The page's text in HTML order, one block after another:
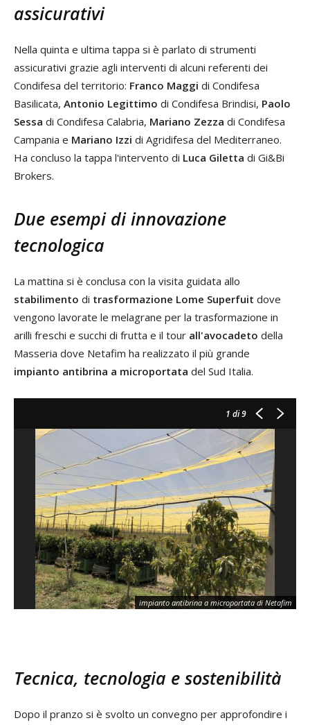
assicurativi
Nella quinta e ultima tappa si è parlato di strumenti
assicurativi grazie agli interventi di alcuni referenti dei
Condifesa del territorio: Franco Maggi di Condifesa
Basilicata, Antonio Legittimo di Condifesa Brindisi, Paolo
Sessa di Condifesa Calabria, Mariano Zezza di Condifesa
Campania e Mariano Izzi di Agridifesa del Mediterraneo.
Ha concluso la tappa l'intervento di Luca Giletta di Gi&Bi
Brokers.
Due esempi di innovazione
tecnologica
La mattina si è conclusa con la visita guidata allo
stabilimento di trasformazione Lome Superfuit dove
vengono lavorate le melagrane per la trasformazione in
arilli freschi e succhi di frutta e il tour all'avocadeto della
Masseria dove Netafim ha realizzato il più grande
impianto antibrina a microportata del Sud Italia.
1 di 9
impianto antibrina a microportata di Netafim
Tecnica, tecnologia e sostenibilità
Dopo il pranzo si è svolto un convegno per approfondire i